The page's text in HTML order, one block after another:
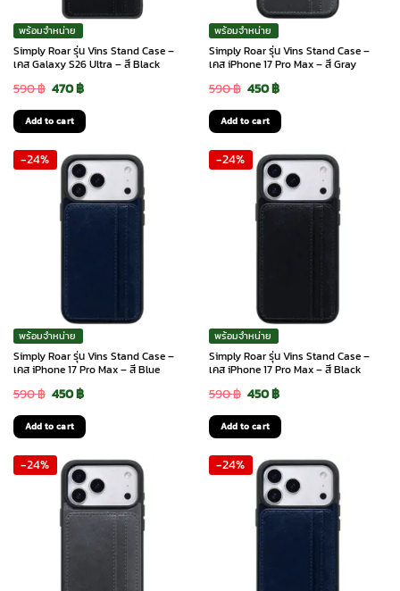
พร้อมจำหน่าย
Simply Roar รุ่น Vins Stand Case –
เคส Galaxy S26 Ultra – สี Black
590฿ Original
price
was:
590 ฿.
470฿Current
price
is:
470 ฿.
Add to cart
พร้อมจำหน่าย
Simply Roar รุ่น Vins Stand Case –
เคส iPhone 17 Pro Max – สี Gray
590฿ Original
price
was:
590 ฿.
450฿Current
price
is:
450 ฿.
Add to cart
-24%
พร้อมจำหน่าย
Simply Roar รุ่น Vins Stand Case –
เคส iPhone 17 Pro Max – สี Blue
590฿ Original
price
was:
590 ฿.
450฿Current
price
is:
450 ฿.
Add to cart
-24%
พร้อมจำหน่าย
Simply Roar รุ่น Vins Stand Case –
เคส iPhone 17 Pro Max – สี Black
590฿ Original
price
was:
590 ฿.
450฿Current
price
is:
450 ฿.
Add to cart
-24% -24%